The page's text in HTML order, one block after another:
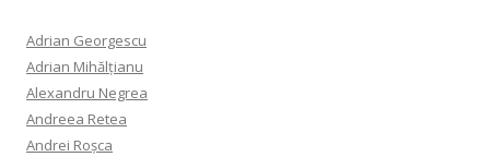
Adrian Georgescu
Adrian Mihălțianu
Alexandru Negrea
Andreea Retea
Andrei Roșca